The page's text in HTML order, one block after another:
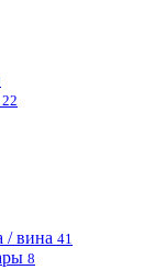
22
/ вина 41
8